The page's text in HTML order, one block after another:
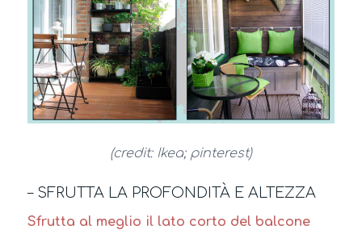
(credit: Ikea; pinterest)
– SFRUTTA LA PROFONDITÀ E ALTEZZA
Sfrutta al meglio il lato corto del balcone